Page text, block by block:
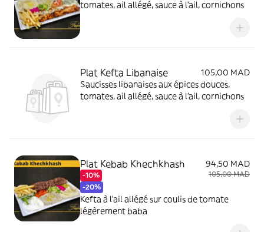
tomates, ail allégé, sauce à l'ail, cornichons
Plat Kefta Libanaise
105,00 MAD
Saucisses libanaises aux épices douces,
tomates, ail allégé, sauce à l'ail, cornichons
Plat Kebab Khechkhash
-10%
-20%
94,50 MAD
105,00 MAD
Kefta à l'ail allégé sur coulis de tomate
légèrement baba